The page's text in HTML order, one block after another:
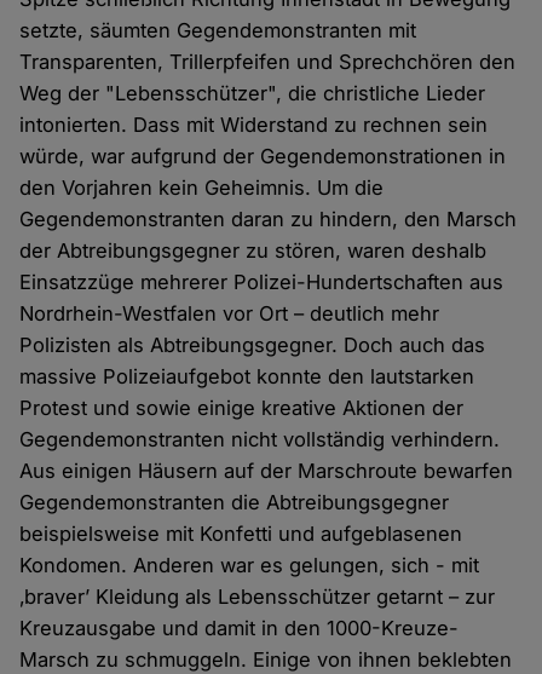
setzte, säumten Gegendemonstranten mit
Transparenten, Trillerpfeifen und Sprechchören den
Weg der "Lebensschützer", die christliche Lieder
intonierten. Dass mit Widerstand zu rechnen sein
würde, war aufgrund der Gegendemonstrationen in
den Vorjahren kein Geheimnis. Um die
Gegendemonstranten daran zu hindern, den Marsch
der Abtreibungsgegner zu stören, waren deshalb
Einsatzzüge mehrerer Polizei-Hundertschaften aus
Nordrhein-Westfalen vor Ort – deutlich mehr
Polizisten als Abtreibungsgegner. Doch auch das
massive Polizeiaufgebot konnte den lautstarken
Protest und sowie einige kreative Aktionen der
Gegendemonstranten nicht vollständig verhindern.
Aus einigen Häusern auf der Marschroute bewarfen
Gegendemonstranten die Abtreibungsgegner
beispielsweise mit Konfetti und aufgeblasenen
Kondomen. Anderen war es gelungen, sich - mit
‚braver’ Kleidung als Lebensschützer getarnt – zur
Kreuzausgabe und damit in den 1000-Kreuze-
Marsch zu schmuggeln. Einige von ihnen beklebten